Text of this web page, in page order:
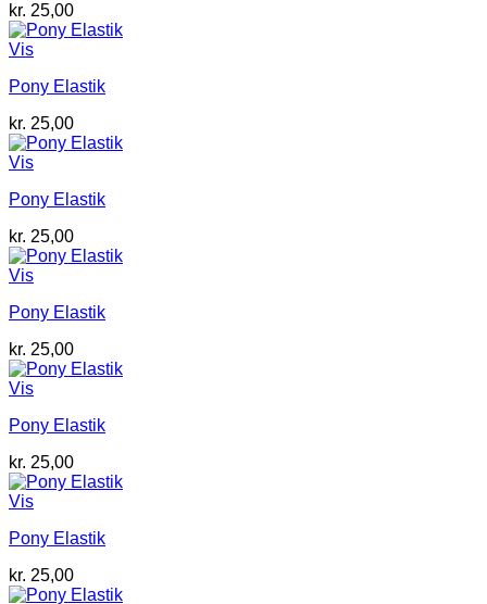
kr. 25,00
Vis
Pony Elastik
kr. 25,00
Vis
Pony Elastik
kr. 25,00
Vis
Pony Elastik
kr. 25,00
Vis
Pony Elastik
kr. 25,00
Vis
Pony Elastik
kr. 25,00